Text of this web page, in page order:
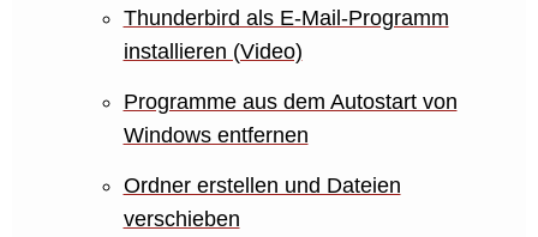
Thunderbird als E-Mail-Programm
installieren (Video)
Programme aus dem Autostart von
Windows entfernen
Ordner erstellen und Dateien
verschieben